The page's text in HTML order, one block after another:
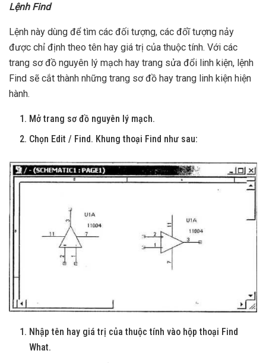
Lệnh Find
Lệnh này dùng để tìm các đối tượng, các đốĩ tượng nảy
được chỉ định theo tên hay giá trị của thuộc tính. Với các
trang sơ đồ nguyên lý mạch hay trang sửa đổi linh kiện, lệnh
Find sẽ cắt thành những trang sơ đồ hay trang linh kiện hiện
hành.
Mở trang sơ đồ nguyên lý mạch.
Chọn Edit / Find. Khung thoại Find như sau:
Nhập tên hay giá trị của thuộc tính vào hộp thoại Find
What.